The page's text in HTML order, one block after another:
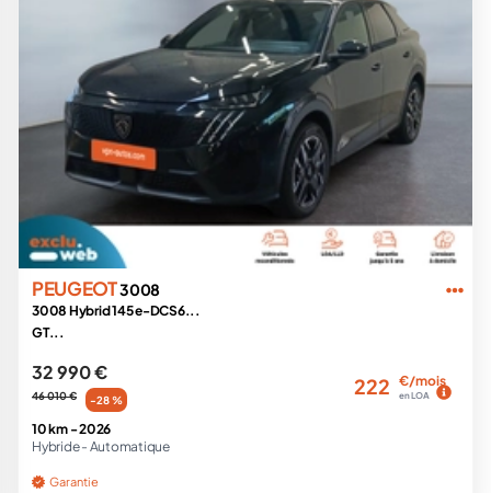
PEUGEOT3008
3008 Hybrid 145 e-DCS6...
GT...
32 990 €
46 010 € -28 %
222 €/mois
en LOA
10 km -2026
Hybride - Automatique
Garantie